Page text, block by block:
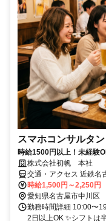
スマホコンサルタン
時給1500円以上！未経験
株式会社初帆 本社
交通・アクセス 近鉄名
時給1,500円～2,250円
愛知県名古屋市中川区
勤務時間詳細 10:00〜
2日以上OK ✨シフトは